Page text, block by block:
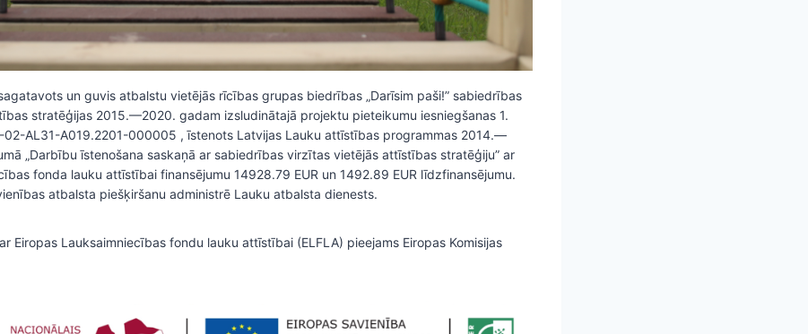
un guvis atbalstu vietējās rīcības grupas biedrības „Darīsim paši!” sabiedrības
stratēģijas 2015.—2020. gadam izsludinātajā projektu pieteikumu iesniegšanas 1.
02-AL31-A019.2201-000005 , īstenots Latvijas Lauku attīstības programmas 2014.—
„Darbību īstenošana saskaņā ar sabiedrības virzītas vietējās attīstības stratēģiju” ar
fonda lauku attīstībai finansējumu 14928.79 EUR un 1492.89 EUR līdzfinansējumu.
atbalsta piešķiršanu administrē Lauku atbalsta dienests.
Eiropas Lauksaimniecības fondu lauku attīstībai (ELFLA) pieejams Eiropas Komisijas